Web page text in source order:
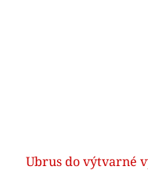
Ubrus do výtvarné